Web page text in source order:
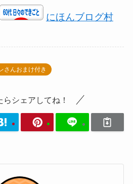
にほんブログ村
さんおまけ付き
らシェアしてね！